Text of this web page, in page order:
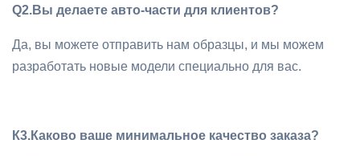
Q2.Вы делаете авто-части для клиентов?
Да, вы можете отправить нам образцы, и мы можем
разработать новые модели специально для вас.
К3.Каково ваше минимальное качество заказа?